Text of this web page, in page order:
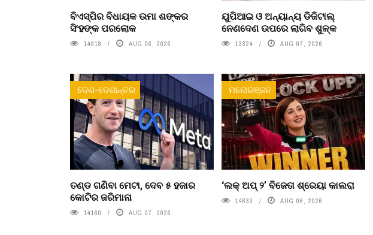
ବିଏସ୍‌ପିର ବିଧାୟକ ଉମା ଶଙ୍କର
ସିଂହଙ୍କ ପରଲୋକ
14918 AUG 06, 2026
ୟୁପିଆଇ ଓ ଅନ୍ୟାନ୍ୟ ଡିଜିଟାଲ୍
ନେଣଦେଣ ଉପରେ ଲାଗିବ ଶୁଳ୍କ
13324 AUG 07, 2026
ଦେଶ-ଦେଶାନ୍ତର
ତଣ୍ଡ ଗଣିବା ମେଟା, ଦେବ ୫ ହଜାର
କୋଟିର ଜରିମାନା
14160 AUG 07, 2026
ମନୋରଞ୍ଜନ
‘ଲକ୍ ଅପ୍ ୨’ ବିଜେତା ଶ୍ରେୟା କାଲରା
14633 AUG 06, 2026